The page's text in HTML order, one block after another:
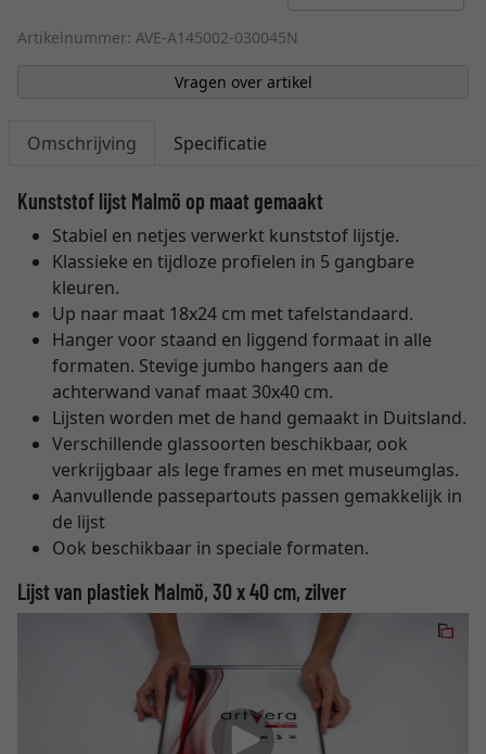
Artikelnummer: AVE-A145002-030045N
Vragen over artikel
Omschrijving Specificatie
Kunststof lijst Malmö op maat gemaakt
Stabiel en netjes verwerkt kunststof lijstje.
Klassieke en tijdloze profielen in 5 gangbare
kleuren.
Up naar maat 18x24 cm met tafelstandaard.
Hanger voor staand en liggend formaat in alle
formaten. Stevige jumbo hangers aan de
achterwand vanaf maat 30x40 cm.
Lijsten worden met de hand gemaakt in Duitsland.
Verschillende glassoorten beschikbaar, ook
verkrijgbaar als lege frames en met museumglas.
Aanvullende passepartouts passen gemakkelijk in
de lijst
Ook beschikbaar in speciale formaten.
Lijst van plastiek Malmö, 30 x 40 cm, zilver